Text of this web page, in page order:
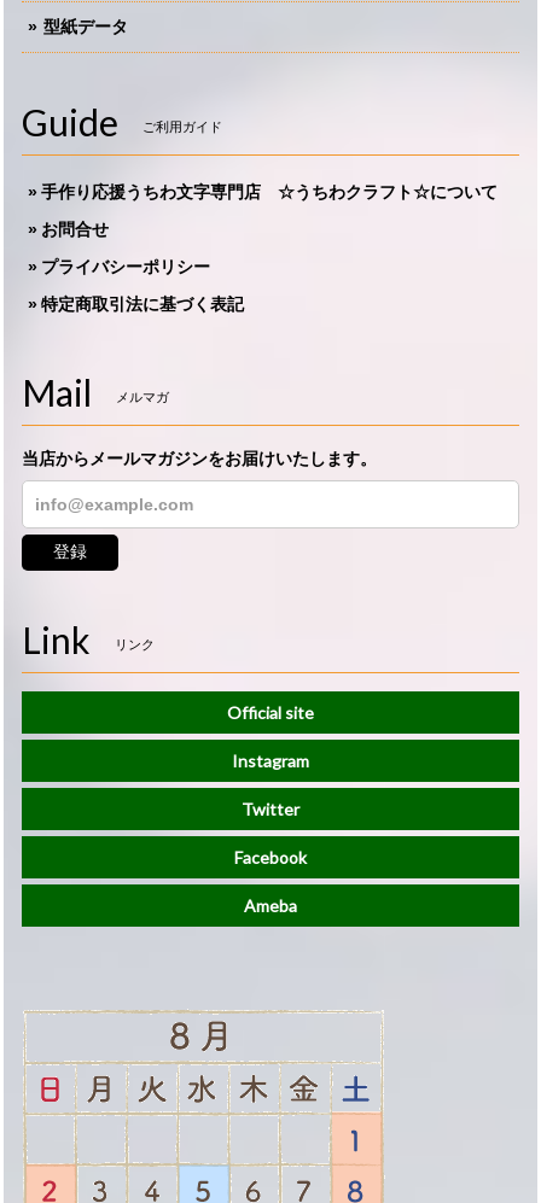
型紙データ
Guide ご利用ガイド
手作り応援うちわ文字専門店 ☆うちわクラフト☆について
お問合せ
プライバシーポリシー
特定商取引法に基づく表記
Mail メルマガ
当店からメールマガジンをお届けいたします。
登録
Link リンク
Official site
Instagram
Twitter
Facebook
Ameba